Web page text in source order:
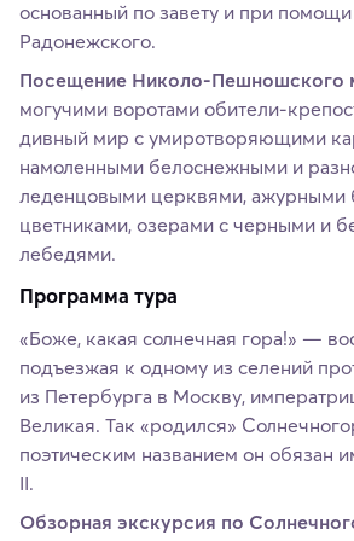
основанный по завету и при
Радонежского.
Посещение Николо-Пешношского
могучими воротами обители-
дивный мир с умиротворяющими
намоленными белоснежными и
леденцовыми церквями, ажурными
цветниками, озерами с черными и
лебедями.
Программа тура
«Боже, какая солнечная гора!» —
подъезжая к одному из селений
из Петербурга в Москву,
Великая. Так «родился»
поэтическим названием он обязан
II.
Обзорная экскурсия по